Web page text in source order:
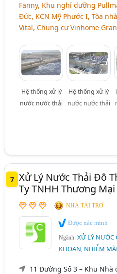
Fanny, Khu nghỉ dưỡng
Đức, KCN Mỹ Phước I, Tòa
Vital, Chung cư Vinhome
Hệ thống xử lý
nước nước thải
Hệ thống xử lý
nước nước thải
7 Xử Lý Nước Thải Đô
Ty TNHH Thương
NHÀ TÀI TRỢ
Được xác minh
Ngành:XỬ LÝ NƯỚC
KHOAN, NHIỄM
11 Đường Số 3 – Khu Nhà